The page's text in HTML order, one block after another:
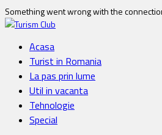
Something went wrong with the
Acasa
Turist in Romania
La pas prin lume
Util in vacanta
Tehnologie
Special